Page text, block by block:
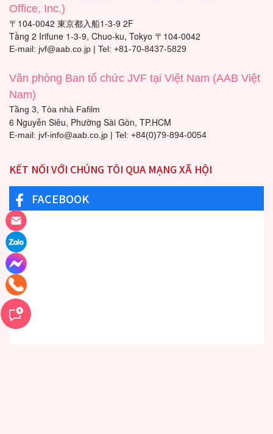
Office, Inc.)
〒104-0042 東京都入船1-3-9 2F
Tầng 2 Irifune 1-3-9, Chuo-ku, Tokyo 〒104-0042
E-mail: jvf@aab.co.jp | Tel: +81-70-8437-5829
Văn phòng Ban tổ chức JVF tại Việt Nam (AAB Việt
Nam)
Tầng 3, Tòa nhà Fafilm
6 Nguyễn Siêu, Phường Sài Gòn, TP.HCM
E-mail: jvf-info@aab.co.jp | Tel: +84(0)79-894-0054
KẾT NỐI VỚI CHÚNG TÔI QUA MẠNG XÃ HỘI
FACEBOOK